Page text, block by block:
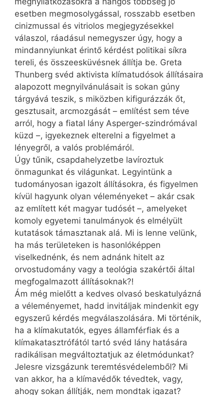
esetben megmosolygással, rosszabb esetben
cinizmussal és vitriolos megjegyzésekkel
válaszol, ráadásul nemegyszer úgy, hogy a
mind­annyiunkat érintő kérdést politikai síkra
tereli, és összeesküvésnek állítja be. Greta
Thunberg svéd aktivista klímatudósok állításaira
alapozott megnyilvánulásait is sokan gúny
tárgyává teszik, s miközben kifigurázzák őt,
gesztusait, arcmozgását – említést sem téve
arról, hogy a fiatal lány Asperger-szindrómával
küzd –, igyekeznek elterelni a figyelmet a
lényegről, a valós problémáról.
Úgy tűnik, csapdahelyzetbe lavíroztuk
önmagunkat és világunkat. Legyintünk a
tudományosan igazolt állításokra, és figyelmen
kívül hagyunk olyan véleményeket – akár csak
az említett két magyar tudósét –, amelyeket
komoly egyetemi tanulmányok és elmélyült
kutatások támasztanak alá. Mi is lenne velünk,
ha más területeken is hasonlóképpen
viselkednénk, és nem adnánk hitelt az
orvostudomány vagy a teológia szakértői által
megfogalmazott állításoknak?!
Ám még mielőtt a kedves olvasó beskatulyázná
a véleményemet, hadd invitáljak mindenkit egy
egyszerű kérdés megválaszolására. Mi történik,
ha a klímakutatók, egyes államférfiak és a
klímakatasztrófától tartó svéd lány hatására
radikálisan megváltoztatjuk az életmódunkat?
Jelesre vizsgázunk teremtésvédelemből? Mi
van akkor, ha a klímavédők tévedtek, vagy,
ahogy sokan állítják, nem mondtak igazat?